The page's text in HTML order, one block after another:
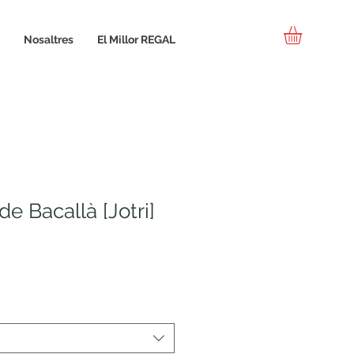
Nosaltres El Millor REGAL
Bacallà [Jotri]